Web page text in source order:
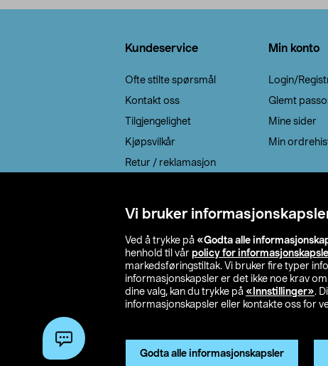
Vi bruker
Ved å trykke på «Godta alle
henhold til vår policy for
markedsføringstiltak. Vi bruker fire typer
informasjonskapsler er det ikke noe krav
dine valg, kan du trykke på «Innstillinger».
informasjonskapsler eller kontakte oss for
Godta alle informasjonskapsler
Kundeservice
Ofte stilte spørsmål
Kontakt oss
Tilgjengelighet
Kjøpsvilkår
Retur / reklamasjon
Min konto
Login/
Glemt
Mine sider
Min